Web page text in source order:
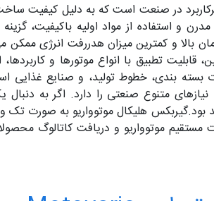
در صنعت است که به دلیل کیفیت ساخت
و استفاده از مواد اولیه باکیفیت،
بالا و کمترین میزان هدررفت انرژی
تطبیق با انواع موتورها و
بسته بندی، خطوط تولید، و صنایع
متنوع صنعتی را دارد. اگر به دنبال
هلیکال موتوواریو به صورت تک
موتوواریو و دریافت کاتالوگ